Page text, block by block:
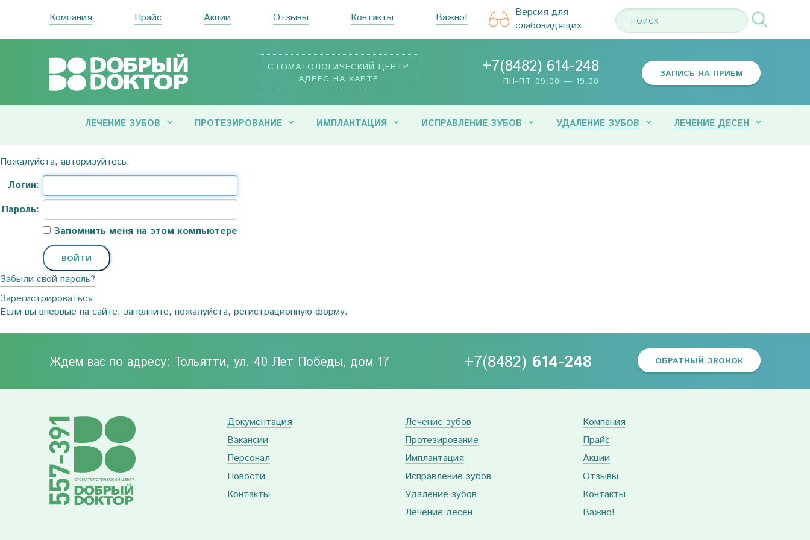
Компания Прайс Акции Отзывы Контакты Важно!
Версия для
слабовидящих
СТОМАТОЛОГИЧЕСКИЙ ЦЕНТР
АДРЕС НА КАРТЕ
+7(8482) 614-248
ПН-ПТ 09:00 — 19.00
ЗАПИСЬ НА ПРИЕМ
ЛЕЧЕНИЕ ЗУБОВ ПРОТЕЗИРОВАНИЕ ИМПЛАНТАЦИЯ ИСПРАВЛЕНИЕ ЗУБОВ УДАЛЕНИЕ ЗУБОВ ЛЕЧЕНИЕ ДЕСЕН
Пожалуйста, авторизуйтесь:
Логин:
Пароль:
Запомнить меня на этом компьютере
Забыли свой пароль?
Зарегистрироваться
Если вы впервые на сайте, заполните, пожалуйста, регистрационную форму.
Ждем вас по адресу: Тольятти, ул. 40 Лет Победы, дом 17 +7(8482) 614-248 ОБРАТНЫЙ ЗВОНОК
Документация
Вакансии
Персонал
Новости
Контакты
Лечение зубов
Протезирование
Имплантация
Исправление зубов
Удаление зубов
Лечение десен
Компания
Прайс
Акции
Отзывы
Контакты
Важно!